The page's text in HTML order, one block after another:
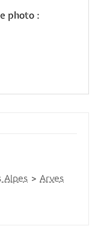
photo :
Alpes > Arves